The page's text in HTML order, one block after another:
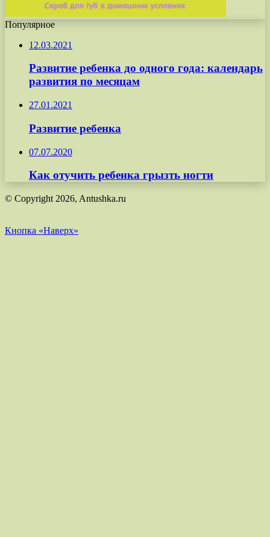
Популярное
12.03.2021
Развитие ребенка до одного года: календарь
развития по месяцам
27.01.2021
Развитие ребенка
07.07.2020
Как отучить ребенка грызть ногти
© Copyright 2026, Antushka.ru
Кнопка «Наверх»